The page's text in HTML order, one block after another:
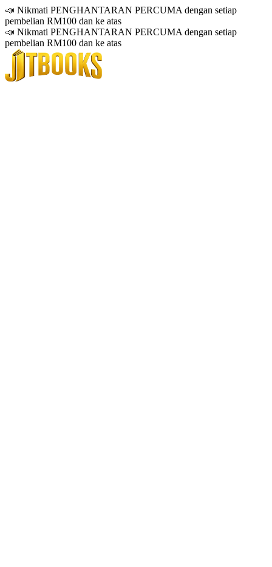
📣 Nikmati PENGHANTARAN PERCUMA dengan setiap
pembelian RM100 dan ke atas
📣 Nikmati PENGHANTARAN PERCUMA dengan setiap
pembelian RM100 dan ke atas